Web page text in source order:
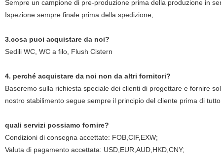
Sempre un campione di pre-produzione prima della produzione in
Ispezione sempre finale prima della spedizione;
3.cosa puoi acquistare da noi?
Sedili WC, WC a filo, Flush Cistern
4. perché acquistare da noi non da altri fornitori?
Baseremo sulla richiesta speciale dei clienti di progettare e fornire
nostro stabilimento segue sempre il principio del cliente prima di
quali servizi possiamo fornire?
Condizioni di consegna accettate: FOB,CIF,EXW;
Valuta di pagamento accettata: USD,EUR,AUD,HKD,CNY;